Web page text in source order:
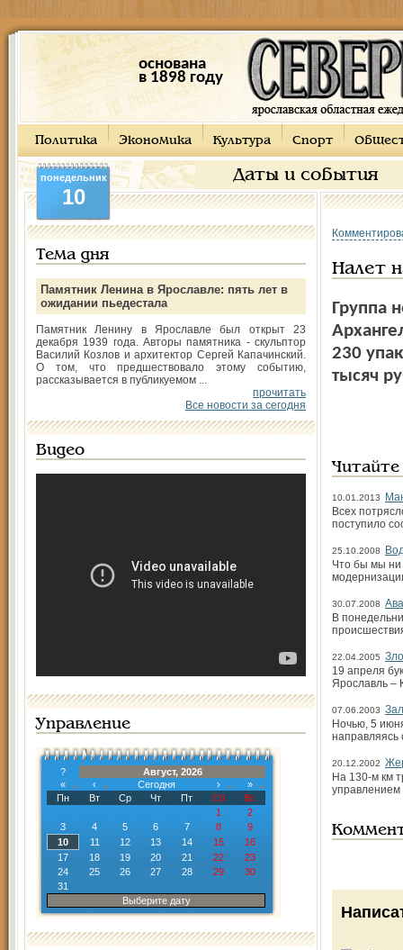
основана
в 1898 году
Политика Экономика Культура Спорт
Даты и события
понедельник
10
Тема дня
Памятник Ленина в Ярославле: пять лет в
ожидании пьедестала
Памятник Ленину в Ярославле был открыт 23
декабря 1939 года. Авторы памятника - скульптор
Василий Козлов и архитектор Сергей Капачинский.
О том, что предшествовало этому событию,
рассказывается в публикуемом ...
прочитать
Все новости за сегодня
Видео
Управление
?
Август, 2026
«
‹ Сегодня ›
»
Пн
Вт Ср Чт Пт Сб
Вс
1
2
3
4 5 6 7 8
9
10
11 12 13 14 15
16
17
18 19 20 21 22
23
24
25 26 27 28 29
30
31
Выберите дату
Налет
Группа
230
тысяч
10.01.2013
Всех
поступило
25.10.2008
Что бы мы ни
30.07.2008
В
22.04.2005
19 апреля
Ярославль –
07.06.2003
Ночью, 5
направляясь
20.12.2002
На 130-м км
управлением